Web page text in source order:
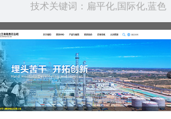
2022.03
技术关键词：扁平化,国际化,蓝色